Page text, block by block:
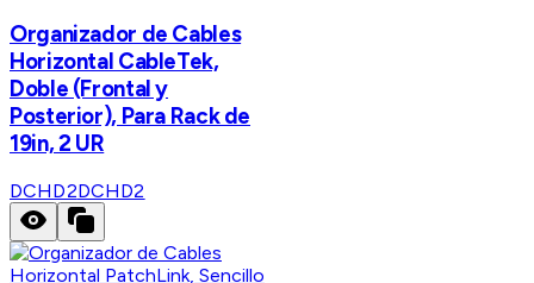
Organizador de Cables
Horizontal CableTek,
Doble (Frontal y
Posterior), Para Rack de
19in, 2 UR
DCHD2DCHD2